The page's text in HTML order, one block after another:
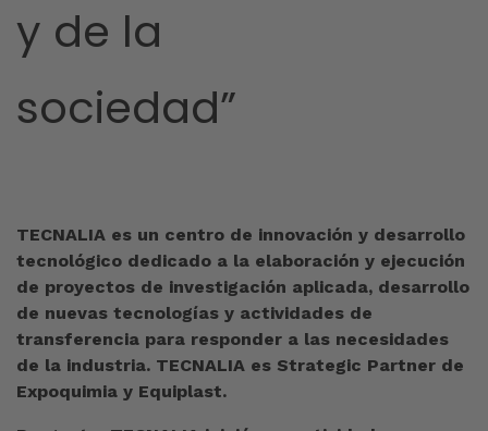
y de la
sociedad”
TECNALIA es un centro de innovación y desarrollo
tecnológico dedicado a la elaboración y ejecución
de proyectos de investigación aplicada, desarrollo
de nuevas tecnologías y actividades de
transferencia para responder a las necesidades
de la industria. TECNALIA es Strategic Partner de
Expoquimia y Equiplast.